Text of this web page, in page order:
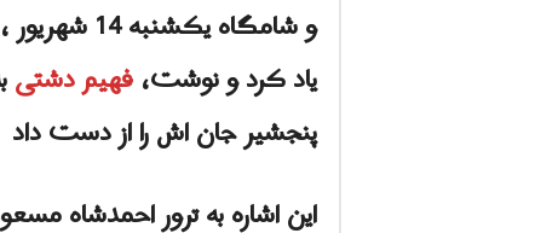
و شامگاه
یاد کرد و نوشت،فهیم دشتی
پنجشير جان اش را از دست داد